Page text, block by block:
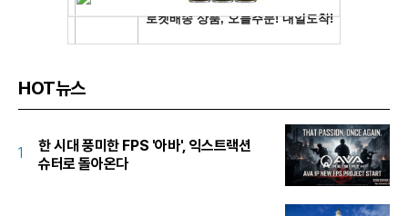
HOT뉴스
1
한 시대 풍미한 FPS '아바', 익스트랙션
슈터로 돌아온다